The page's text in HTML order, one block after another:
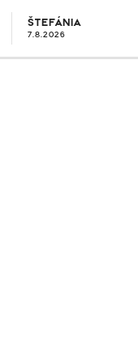
ŠTEFÁNIA
7.8.2026